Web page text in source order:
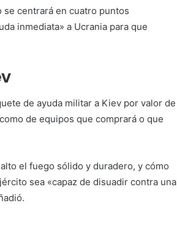
centrará en cuatro puntos
inmediata» a Ucrania para que
de ayuda militar a Kiev por valor de
de equipos que comprará o que
el fuego sólido y duradero, y cómo
sea «capaz de disuadir contra una